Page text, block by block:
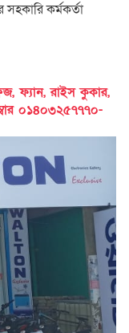
কর্মকর্তা
ফ্যান, রাইস কুকার,
০১৪০৩২৫৭৭৭০-